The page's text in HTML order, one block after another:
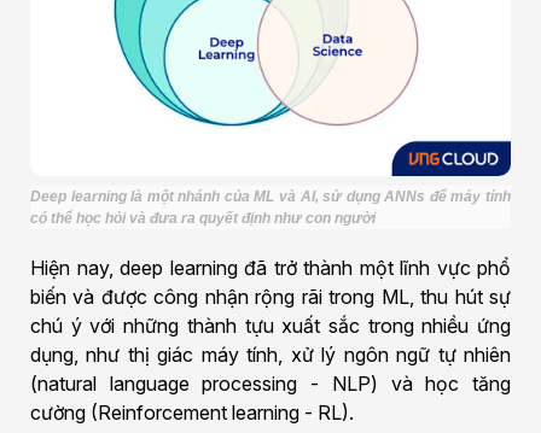
Deep learning là một nhánh của ML và AI, sử dụng ANNs để máy tính
có thể học hỏi và đưa ra quyết định như con người
Hiện nay, deep learning đã trở thành một lĩnh vực phổ
biến và được công nhận rộng rãi trong ML, thu hút sự
chú ý với những thành tựu xuất sắc trong nhiều ứng
dụng, như thị giác máy tính, xử lý ngôn ngữ tự nhiên
(natural language processing - NLP) và học tăng
cường (Reinforcement learning - RL).